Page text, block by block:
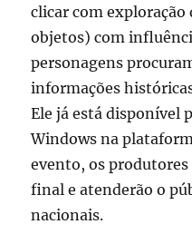
clicar com exploração
objetos) com
personagens
informações
Ele já está disponível
Windows na
evento, os
final e atenderão o
nacionais.